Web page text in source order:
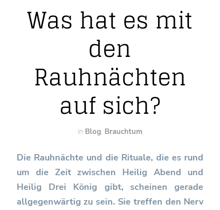
Was hat es mit
den
Rauhnächten
auf sich?
in Blog, Brauchtum
Die Rauhnächte und die Rituale, die es rund
um die Zeit zwischen Heilig Abend und
Heilig Drei König gibt, scheinen gerade
allgegenwärtig zu sein. Sie treffen den Nerv